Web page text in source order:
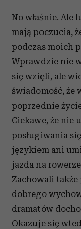
No właśnie.
mają poczucia,
podczas moich
Wprawdzie nie
się wzięli, ale
świadomość, że
poprzednie
Ciekawe, że
posługiwania
językiem ani
jazda na
Zachowali
dobrego
dramatów
Okazuje się